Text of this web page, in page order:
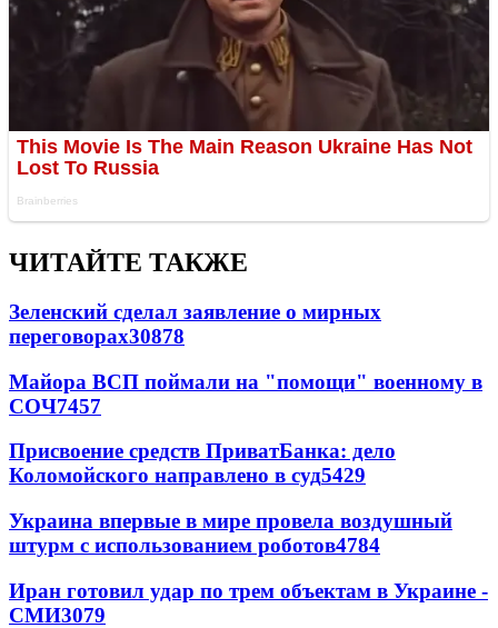
ЧИТАЙТЕ ТАКЖЕ
Зеленский сделал заявление о мирных
переговорах30878
Майора ВСП поймали на "помощи" военному в
СОЧ7457
Присвоение средств ПриватБанка: дело
Коломойского направлено в суд5429
Украина впервые в мире провела воздушный
штурм с использованием роботов4784
Иран готовил удар по трем объектам в Украине -
СМИ3079